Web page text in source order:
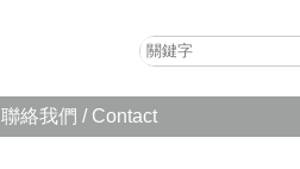
聯絡我們 / Contact